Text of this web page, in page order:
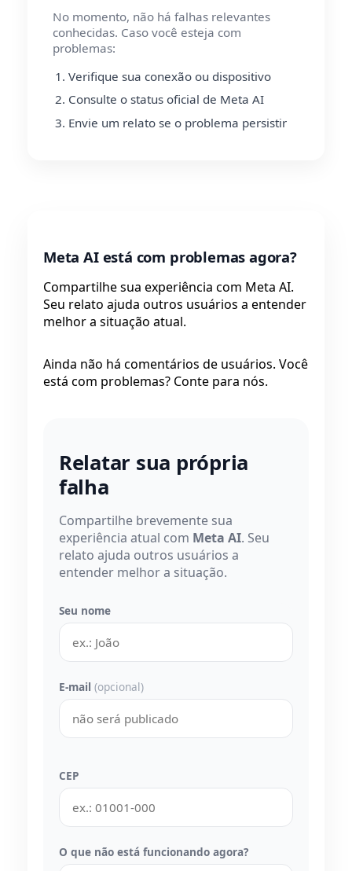
No momento, não há falhas relevantes
conhecidas. Caso você esteja com
problemas:
Verifique sua conexão ou dispositivo
Consulte o status oficial de Meta AI
Envie um relato se o problema persistir
Meta AI está com problemas agora?
Compartilhe sua experiência com Meta AI.
Seu relato ajuda outros usuários a entender
melhor a situação atual.
Ainda não há comentários de usuários. Você
está com problemas? Conte para nós.
Relatar sua própria
falha
Compartilhe brevemente sua
experiência atual com Meta AI. Seu
relato ajuda outros usuários a
entender melhor a situação.
Seu nome
E-mail (opcional)
CEP
O que não está funcionando agora?